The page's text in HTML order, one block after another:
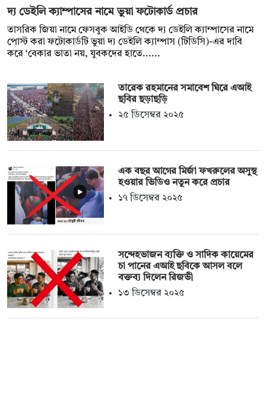
দ্য ডেইলি ক্যাম্পাসের নামে ভুয়া ফটোকার্ড প্রচার
তাসরিক জিয়া নামে ফেসবুক আইডি থেকে দ্য ডেইলি ক্যাম্পাসের নামে
পোস্ট করা ফটোকার্ডটি ভুয়া দ্য ডেইলি ক্যাম্পাস (টিডিসি)-এর দাবি
করে ‌‘বেকার ভাতা নয়, যুবকদের হাতে......
তারেক রহমানের সমাবেশ ঘিরে এআই
ছবির ছড়াছড়ি
২৫ ডিসেম্বর ২০২৫
এক বছর আগের মির্জা ফখরুলের অসুস্থ
হওয়ার ভিডিও নতুন করে প্রচার
১৭ ডিসেম্বর ২০২৫
সন্দেহভাজন ব্যক্তি ও সাদিক কায়েমের
চা পানের এআই ছবিকে আসল বলে
বক্তব্য দিলেন রিজভী
১৩ ডিসেম্বর ২০২৫